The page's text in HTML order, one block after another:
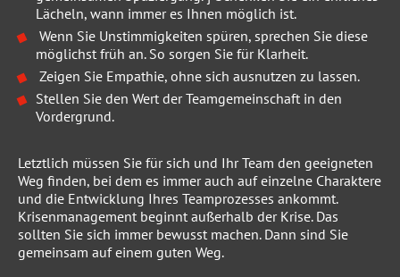
Lächeln, wann immer es Ihnen möglich ist.
Wenn Sie Unstimmigkeiten spüren, sprechen Sie diese
möglichst früh an. So sorgen Sie für Klarheit.
Zeigen Sie Empathie, ohne sich ausnutzen zu lassen.
Stellen Sie den Wert der Teamgemeinschaft in den
Vordergrund.
Letztlich müssen Sie für sich und Ihr Team den geeigneten
Weg finden, bei dem es immer auch auf einzelne Charaktere
und die Entwicklung Ihres Teamprozesses ankommt.
Krisenmanagement beginnt außerhalb der Krise. Das
sollten Sie sich immer bewusst machen. Dann sind Sie
gemeinsam auf einem guten Weg.